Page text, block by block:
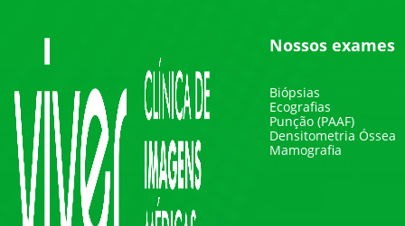
Nossos exames
Biópsias
Ecografias
Punção (PAAF)
Densitometria Óssea
Mamografia